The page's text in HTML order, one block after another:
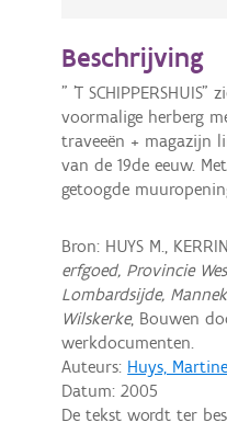
Beschrijving
" 'T
voormalige herberg
traveeën + magazijn
van de 19de eeuw.
getoogde
Bron: HUYS M.,
erfgoed, Provincie
Lombardsijde,
Wilskerke, Bouwen
werkdocumenten.
Auteurs: Huys,
Datum:2005
De tekst wordt ter